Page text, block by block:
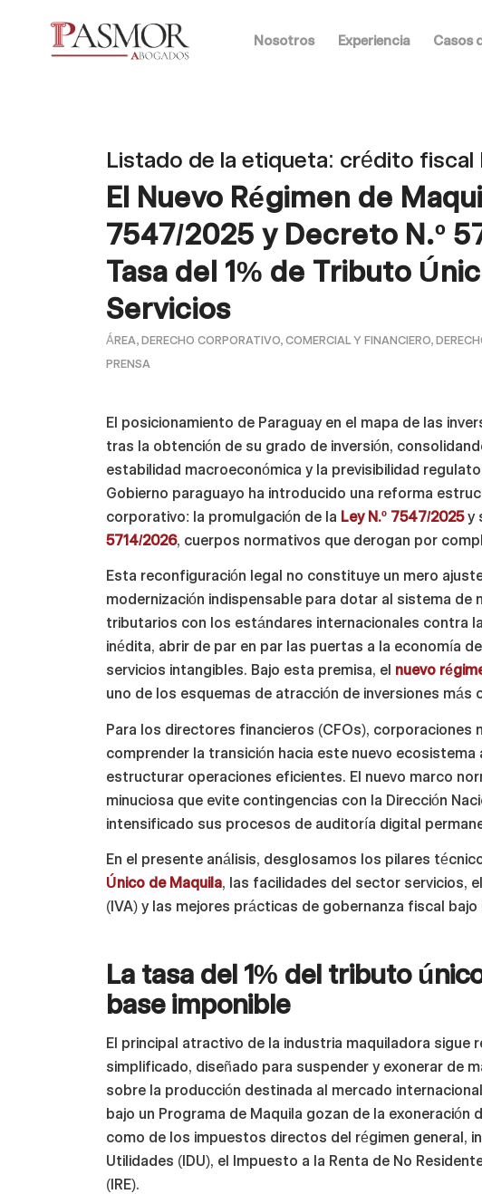
Nosotros Experiencia Casos
Listado de la etiqueta: crédito fiscal
El Nuevo Régimen de
7547/2025 y Decreto N.º
Tasa del 1% de Tributo
Servicios
ÁREA,DERECHO CORPORATIVO, COMERCIAL Y FINANCIERO,
PRENSA
El posicionamiento de Paraguay en el mapa de las
tras la obtención de su grado de inversión,
estabilidad macroeconómica y la previsibilidad
Gobierno paraguayo ha introducido una reforma
corporativo: la promulgación de la Ley N.º 7547/2025y
5714/2026, cuerpos normativos que derogan por
Esta reconfiguración legal no constituye un mero
modernización indispensable para dotar al sistema de
tributarios con los estándares internacionales contra
inédita, abrir de par en par las puertas a la economía
servicios intangibles. Bajo esta premisa, el nuevo
uno de los esquemas de atracción de inversiones más
Para los directores financieros (CFOs),
comprender la transición hacia este nuevo
estructurar operaciones eficientes. El nuevo marco
minuciosa que evite contingencias con la Dirección
intensificado sus procesos de auditoría digital
En el presente análisis, desglosamos los pilares
Único de Maquila, las facilidades del sector servicios,
(IVA) y las mejores prácticas de gobernanza fiscal
La tasa del 1% del tributo
base imponible
El principal atractivo de la industria maquiladora sigue
simplificado, diseñado para suspender y exonerar de
sobre la producción destinada al mercado
bajo un Programa de Maquila gozan de la
como de los impuestos directos del régimen general,
Utilidades (IDU), el Impuesto a la Renta de No
(IRE).